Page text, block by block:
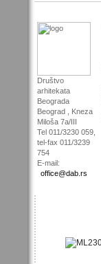
Društvo
arhitekata
Beograda
Beograd , Kneza
Miloša 7a/III
Tel 011/3230 059,
tel-fax 011/3239
754
E-mail:
office@dab.rs